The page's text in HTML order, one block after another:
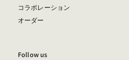
コラボレーション
オーダー
Follow us